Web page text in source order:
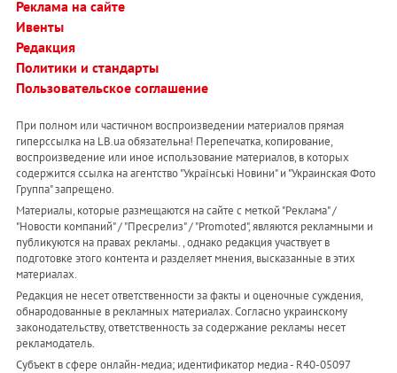
Реклама на сайте
Ивенты
Редакция
Политики и стандарты
Пользовательское соглашение
При полном или частичном воспроизведении материалов прямая
гиперссылка на LB.ua обязательна! Перепечатка, копирование,
воспроизведение или иное использование материалов, в которых
содержится ссылка на агентство "Українськi Новини" и "Украинская Фото
Группа" запрещено.
Материалы, которые размещаются на сайте с меткой "Реклама" /
"Новости компаний" / "Пресрелиз" / "Promoted", являются рекламными и
публикуются на правах рекламы. , однако редакция участвует в
подготовке этого контента и разделяет мнения, высказанные в этих
материалах.
Редакция не несет ответственности за факты и оценочные суждения,
обнародованные в рекламных материалах. Согласно украинскому
законодательству, ответственность за содержание рекламы несет
рекламодатель.
Субъект в сфере онлайн-медиа; идентификатор медиа - R40-05097